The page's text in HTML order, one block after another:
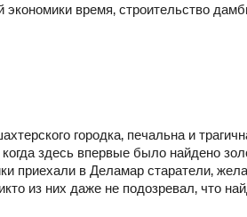
экономики время‚ строительство
городка‚ печальна и
когда здесь впервые было найдено
приехали в Деламар старатели‚
из них даже не подозревал‚ что